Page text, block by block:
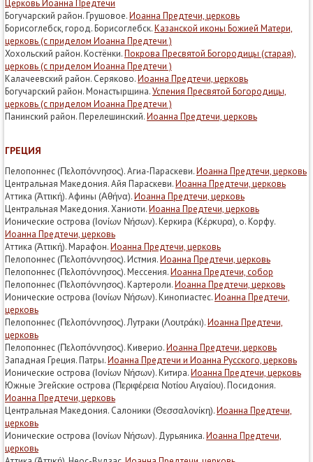
Церковь Иоанна Предтечи
Богучарский район. Грушовое.Иоанна Предтечи, церковь
Борисоглебск, город. Борисоглебск.Казанской иконы Божией Матери,
церковь (с приделом Иоанна Предтечи )
Хохольский район. Костёнки.Покрова Пресвятой Богородицы (старая),
церковь (с приделом Иоанна Предтечи )
Калачеевский район. Серяково.Иоанна Предтечи, церковь
Богучарский район. Монастырщина.Успения Пресвятой Богородицы,
церковь (с приделом Иоанна Предтечи )
Панинский район. Перелешинский.Иоанна Предтечи, церковь
ГРЕЦИЯ
Пелопоннес (Πελοπόννησος). Агиа-Параскеви.Иоанна Предтечи, церковь
Центральная Македония. Айя Параскеви.Иоанна Предтечи, церковь
Аттика (Ἀττική). Афины (Αθήνα).Иоанна Предтечи, церковь
Центральная Македония. Ханиоти.Иоанна Предтечи, церковь
Ионические острова (Ιονίων Νήσων). Керкира (Κέρκυρα), о. Корфу.
Иоанна Предтечи, церковь
Аттика (Ἀττική). Марафон.Иоанна Предтечи, церковь
Пелопоннес (Πελοπόννησος). Истмия.Иоанна Предтечи, церковь
Пелопоннес (Πελοπόννησος). Мессения.Иоанна Предтечи, собор
Пелопоннес (Πελοπόννησος). Картероли.Иоанна Предтечи, церковь
Ионические острова (Ιονίων Νήσων). Кинопиастес.Иоанна Предтечи,
церковь
Пелопоннес (Πελοπόννησος). Лутраки (Λουτράκι).Иоанна Предтечи,
церковь
Пелопоннес (Πελοπόννησος). Киверио.Иоанна Предтечи, церковь
Западная Греция. Патры.Иоанна Предтечи и Иоанна Русского, церковь
Ионические острова (Ιονίων Νήσων). Китира.Иоанна Предтечи, церковь
Южные Эгейские острова (Περιφέρεια Νοτίου Αιγαίου). Посидония.
Иоанна Предтечи, церковь
Центральная Македония. Салоники (Θεσσαλονίκη).Иоанна Предтечи,
церковь
Ионические острова (Ιονίων Νήσων). Дурьяника.Иоанна Предтечи,
церковь